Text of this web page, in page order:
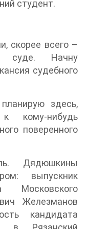
студент.
скорее всего –
суде. Начну
судебного
здесь,
кому-нибудь
поверенного
Дядюшкины
выпускник
Московского
Железманов
кандидата